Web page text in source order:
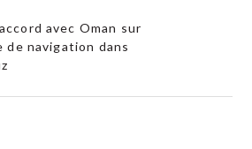
avec Oman sur
de navigation dans